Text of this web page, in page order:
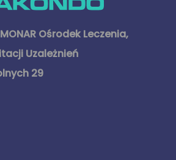
Ośrodek Leczenia,
Uzależnień
29